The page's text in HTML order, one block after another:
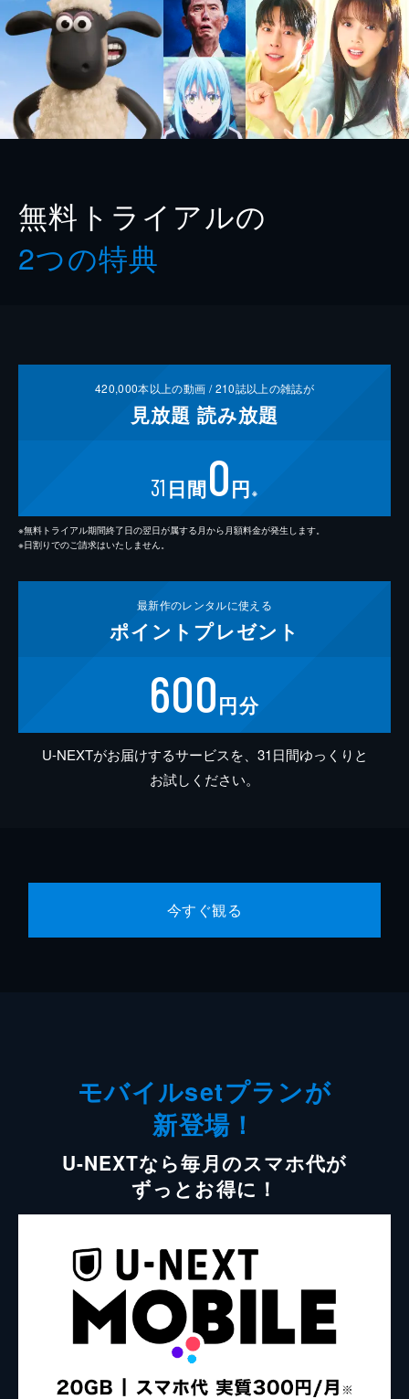
無料トライアルの
2つの特典
420,000本以上の動画 /210誌以上の雑誌が
見放題 読み放題
31 日間0円 ※
※無料トライアル期間終了日の翌日が属する月から月額料金が発生します。
※日割りでのご請求はいたしません。
最新作のレンタルに使える
ポイント プレゼント
600円分
U-NEXTがお届けするサービスを、31日間ゆっくりと
お試しください。
今すぐ観る
モバイルsetプランが
新登場！
U-NEXTなら毎月のスマホ代が
ずっとお得に！